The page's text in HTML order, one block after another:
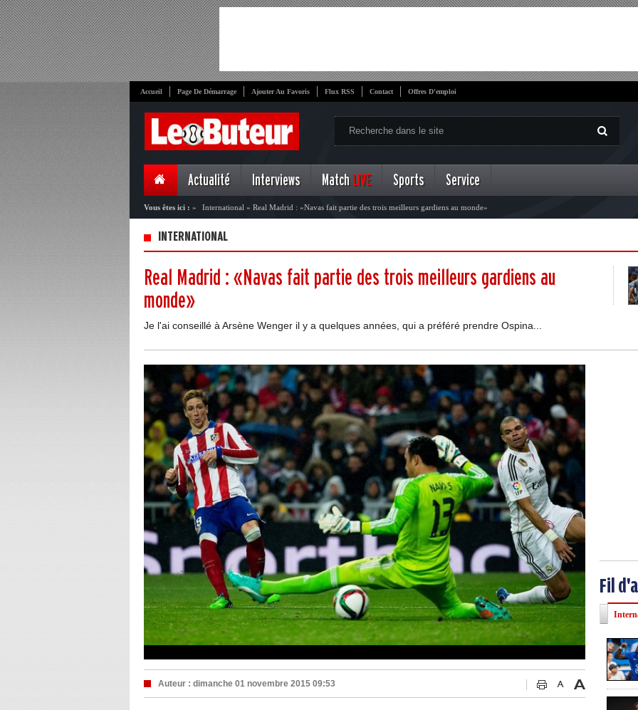
Accueil Page De Démarrage Ajouter Au Favoris Flux RSS Contact Offres D'emploi
Actualité Interviews Match LIVE Sports Service
Vous êtes ici : » International » Real Madrid : «Navas fait partie des trois meilleurs gardiens au monde»
INTERNATIONAL
Real Madrid : «Navas fait partie des trois meilleurs gardiens au
monde»
Je l'ai conseillé à Arsène Wenger il y a quelques années, qui a préféré prendre Ospina...
Auteur : dimanche 01 novembre 2015 09:53
Fil